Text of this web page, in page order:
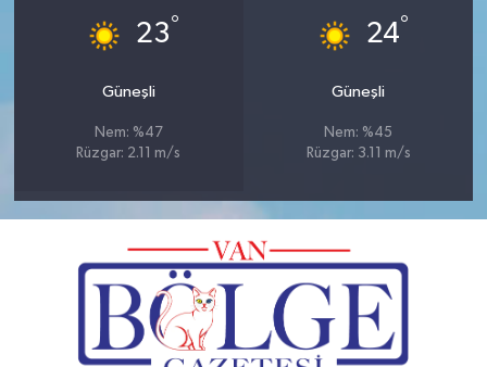
23°
Güneşli
Nem: %47
Rüzgar: 2.11 m/s
24°
Güneşli
Nem: %45
Rüzgar: 3.11 m/s